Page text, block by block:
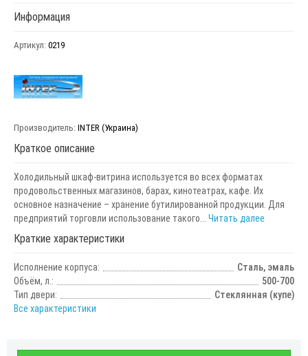
Информация
Артикул: 0219
Производитель: INTER (Украина)
Краткое описание
Холодильный шкаф-витрина используется во всех форматах
продовольственных магазинов, барах, кинотеатрах, кафе. Их
основное назначение – хранение бутилированной продукции. Для
предприятий торговли использование такого... Читать далее
Краткие характеристики
Исполнение корпуса:
Сталь, эмаль
Объём, л.:
500-700
Тип двери:
Стеклянная (купе)
Все характеристики